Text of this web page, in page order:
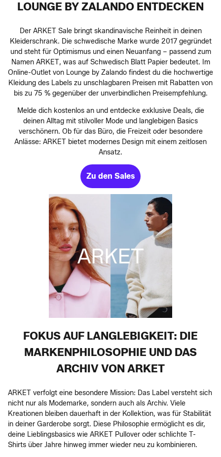
LOUNGE BY ZALANDO ENTDECKEN
Der ARKET Sale bringt skandinavische Reinheit in deinen
Kleiderschrank. Die schwedische Marke wurde 2017 gegründet
und steht für Optimismus und einen Neuanfang – passend zum
Namen ARKET, was auf Schwedisch Blatt Papier bedeutet. Im
Online-Outlet von Lounge by Zalando findest du die hochwertige
Kleidung des Labels zu unschlagbaren Preisen mit Rabatten von
bis zu 75 % gegenüber der unverbindlichen Preisempfehlung.
Melde dich kostenlos an und entdecke exklusive Deals, die
deinen Alltag mit stilvoller Mode und langlebigen Basics
verschönern. Ob für das Büro, die Freizeit oder besondere
Anlässe: ARKET bietet modernes Design mit einem zeitlosen
Ansatz.
Zu den Sales
FOKUS AUF LANGLEBIGKEIT: DIE
MARKENPHILOSOPHIE UND DAS
ARCHIV VON ARKET
ARKET verfolgt eine besondere Mission: Das Label versteht sich
nicht nur als Modemarke, sondern auch als Archiv. Viele
Kreationen bleiben dauerhaft in der Kollektion, was für Stabilität
in deiner Garderobe sorgt. Diese Philosophie ermöglicht es dir,
deine Lieblingsbasics wie ARKET Pullover oder schlichte T-
Shirts über Jahre hinweg immer wieder neu zu kombinieren.